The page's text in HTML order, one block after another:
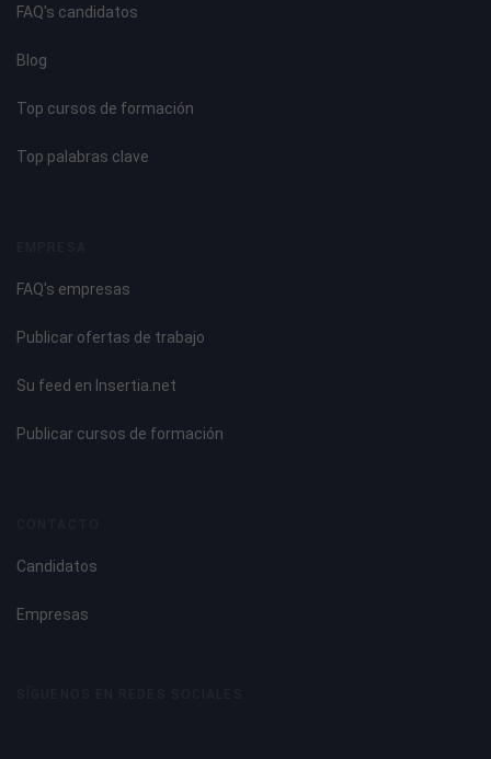
FAQ's candidatos
Blog
Top cursos de formación
Top palabras clave
FAQ's empresas
Publicar ofertas de trabajo
Su feed en Insertia.net
Publicar cursos de formación
Candidatos
Empresas